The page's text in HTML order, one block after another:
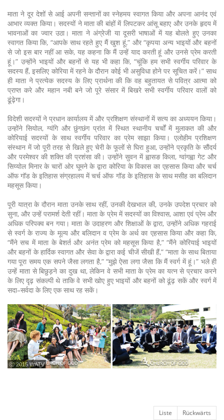
माता ने दूर देशों से आई अपनी सन्तानों का स्नेहमय स्वागत किया और अपना आनंद एवं
आभार व्यक्त किया। सदस्यों ने माता की बांहों में लिपटकर आंसू बहाए और उनके हृदय में
भावनाओं का ज्वार उठा। माता ने अंग्रेजी या दूसरी भाषाओं में यह बोलते हुए उनका
स्वागत किया कि, “आपके साथ रहते हुए मैं खुश हूं,” और “कृपया अन्य भाइयों और बहनों
से जो इस बार नहीं आ सके, यह कहना कि मैं उन्हें याद करती हूं और उनसे प्रेम करती
हूं।” उन्होंने भाइयों और बहनों से यह भी कहा कि, “चूंकि हम सभी स्वर्गीय परिवार के
सदस्य हैं, इसलिए कोरिया में रहने के दौरान कोई भी असुविधा होने पर सूचित करें।” साथ
ही माता ने प्रत्येक सदस्य के लिए प्रार्थना की कि वह बहुतायत से पवित्र आत्मा को
प्राप्त करे और महान नबी बने जो पूरे संसार में बिखरे सभी स्वर्गीय परिवार वालों को
ढूंढ़ेगा।
विदेशी सदस्यों ने प्रधान कार्यालय में और प्रशिक्षण संस्थानों में सत्य का अध्ययन किया।
उन्होंने सियोल, ग्यंगि और छुंगछंग प्रांत में स्थित स्थानीय चर्चों में मुलाकत की और
कोरियाई सदस्यों के साथ स्वर्गीय परिवार का प्रेम साझा किया। एलोहीम प्रशिक्षण
संस्थान में जो पूरी तरह से खिले हुए चेरी के फूलों से घिरा हुआ, उन्होंने प्रकृति के सौंदर्य
और परमेश्वर की शक्ति की प्रशंसा की। उन्होंने सुवन में ह्वासङ किला, ग्वांगह्वा गेट और
सिय्योल मिनार के चारों ओर घूमने के द्वारा कोरिया के विकास का एहसास किया और चर्च
ऑफ गॉड के इतिहास संग्रहालय में चर्च ऑफ गॉड के इतिहास के साथ मसीह का बलिदान
महसूस किया।
पूरी यात्रा के दौरान माता उनके साथ रहीं, उनकी देखभाल की, उनके उपदेश प्रचार को
सुना, और उन्हें परामर्श देती रहीं। माता के प्रेम में सदस्यों का विश्वास, आशा एवं प्रेम और
अधिक परिपक्व बन गया। माता के उदाहरण और शिक्षाओं के द्वारा, उन्होंने अधिक गहराई
से स्वर्ग के राज्य के मूल्य और बलिदान व प्रेम के अर्थ का एहसास किया और कहा कि,
“मैंने सच में माता के बेशर्त और अनंत प्रेम को महसूस किया है,” “मैंने कोरियाई भाइयों
और बहनों के हार्दिक स्वागत और सेवा के द्वारा कई चीजें सीखी हैं,” “माता के साथ बिताया
गया पूरा समय एक सपने जैसा लगता है,” “मुझे ऐसा लगा जैसा कि मैं स्वर्ग में हूं।” भले ही
उन्हें माता से बिछुड़ने का दुख था, लेकिन वे सभी माता के प्रेम का यत्न से प्रचार करने
के लिए दृढ़ संकल्पी थे ताकि वे सभी खोए हुए भाइयों और बहनों को ढूंढ़ सकें और स्वर्ग में
सदा–सर्वदा के लिए एक साथ रह सकें।
ⓒ 2015 WATV
Liste Rückwärts